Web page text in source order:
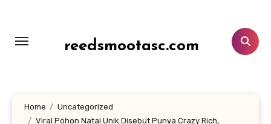
konten
reedsmootasc.com
Home
Uncategorized
Viral Pohon Natal Unik Disebut Punya Crazy Rich,